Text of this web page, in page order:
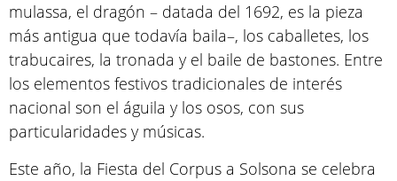
mulassa, el dragón – datada del 1692, es la pieza
más antigua que todavía baila–, los caballetes, los
trabucaires, la tronada y el baile de bastones. Entre
los elementos festivos tradicionales de interés
nacional son el águila y los osos, con sus
particularidades y músicas.
Este año, la Fiesta del Corpus a Solsona se celebra